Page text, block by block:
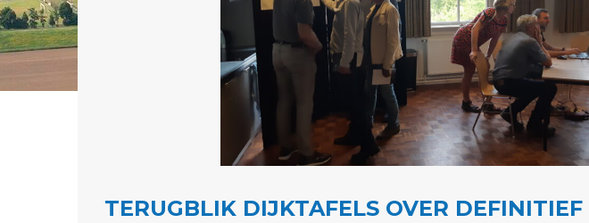
TERUGBLIK DIJKTAFELS OVER